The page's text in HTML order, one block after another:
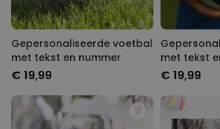
Gepersonaliseerde voetbal
met tekst en nummer
€ 19,99
met tekst
€ 19,99